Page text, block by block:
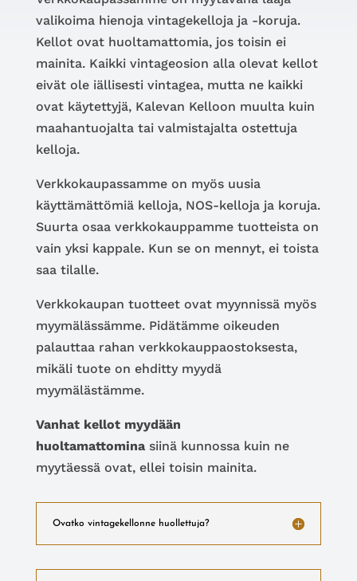
valikoima hienoja vintagekelloja ja -koruja.
Kellot ovat huoltamattomia, jos toisin ei
mainita. Kaikki vintageosion alla olevat kellot
eivät ole iällisesti vintagea, mutta ne kaikki
ovat käytettyjä, Kalevan Kelloon muulta kuin
maahantuojalta tai valmistajalta ostettuja
kelloja.
Verkkokaupassamme on myös uusia
käyttämättömiä kelloja, NOS-kelloja ja koruja.
Suurta osaa verkkokauppamme tuotteista on
vain yksi kappale. Kun se on mennyt, ei toista
saa tilalle.
Verkkokaupan tuotteet ovat myynnissä myös
myymälässämme. Pidätämme oikeuden
palauttaa rahan verkkokauppaostoksesta,
mikäli tuote on ehditty myydä
myymälästämme.
Vanhat kellot myydään
huoltamattominasiinä kunnossa kuin ne
myytäessä ovat, ellei toisin mainita.
Ovatko vintagekellonne huollettuja?